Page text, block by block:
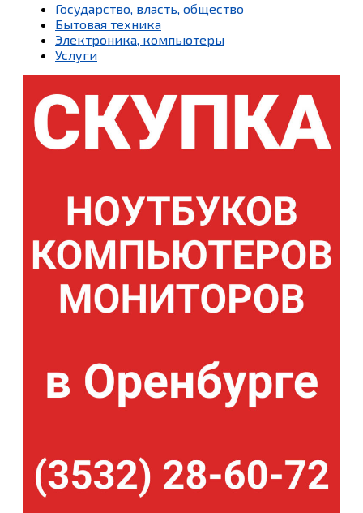
Государство, власть, общество
Бытовая техника
Электроника, компьютеры
Услуги